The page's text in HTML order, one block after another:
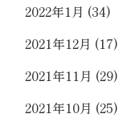
2022年1月 (34)
2021年12月 (17)
2021年11月 (29)
2021年10月 (25)